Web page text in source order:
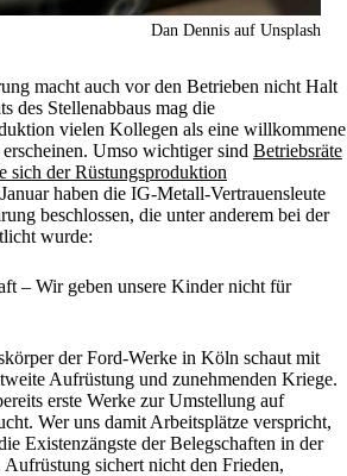
Dan Dennis auf Unsplash
macht auch vor den Betrieben nicht Halt
des Stellenabbaus mag die
vielen Kollegen als eine willkommene
Umso wichtiger sind Betriebsräte
sich der Rüstungsproduktion
haben die IG-Metall-Vertrauensleute
beschlossen, die unter anderem bei der
wurde:
– Wir geben unsere Kinder nicht für
der Ford-Werke in Köln schaut mit
Aufrüstung und zunehmenden Kriege.
erste Werke zur Umstellung auf
Wer uns damit Arbeitsplätze verspricht,
Existenzängste der Belegschaften in der
sichert nicht den Frieden,